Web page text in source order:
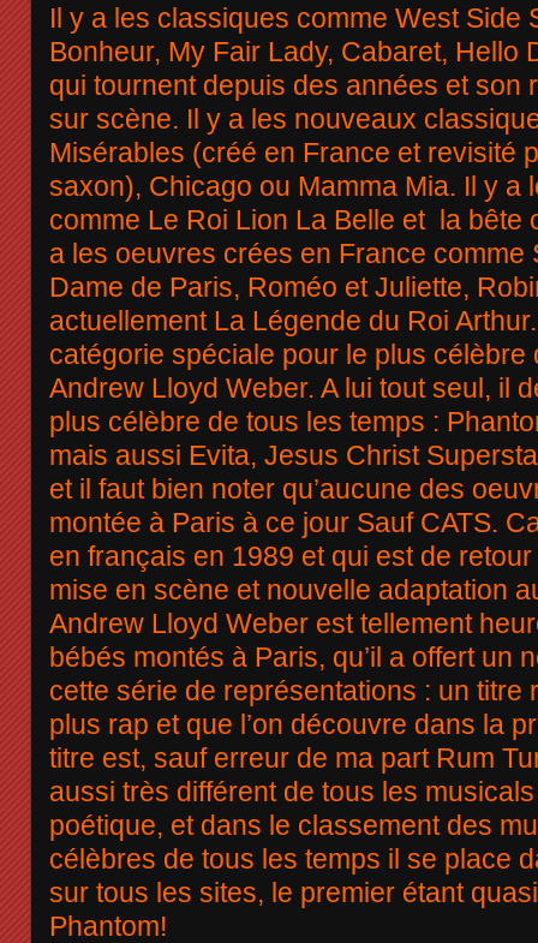
Il y a les classiques comme West Side
Bonheur, My Fair Lady, Cabaret, Hello
qui tournent depuis des années et son
sur scène. Il y a les nouveaux
Misérables (créé en France et revisité
saxon), Chicago ou Mamma Mia. Il y a
comme Le Roi Lion La Belle et la bête
a les oeuvres crées en France comme
Dame de Paris, Roméo et Juliette,
actuellement La Légende du Roi
catégorie spéciale pour le plus célèbre
Andrew Lloyd Weber. A lui tout seul, il
plus célèbre de tous les temps :
mais aussi Evita, Jesus Christ
et il faut bien noter qu’aucune des
montée à Paris à ce jour Sauf CATS.
en français en 1989 et qui est de
mise en scène et nouvelle adaptation
Andrew Lloyd Weber est tellement
bébés montés à Paris, qu’il a offert un
cette série de représentations : un titre
plus rap et que l’on découvre dans la
titre est, sauf erreur de ma part Rum
aussi très différent de tous les
poétique, et dans le classement des
célèbres de tous les temps il se place
sur tous les sites, le premier étant
Phantom!